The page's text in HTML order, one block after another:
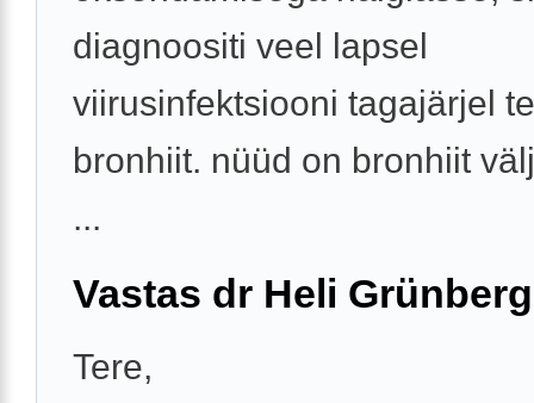
diagnoositi veel lapsel
viirusinfektsiooni tagajärjel
bronhiit. nüüd on bronhiit
...
Vastas dr Heli Grünberg
Tere,